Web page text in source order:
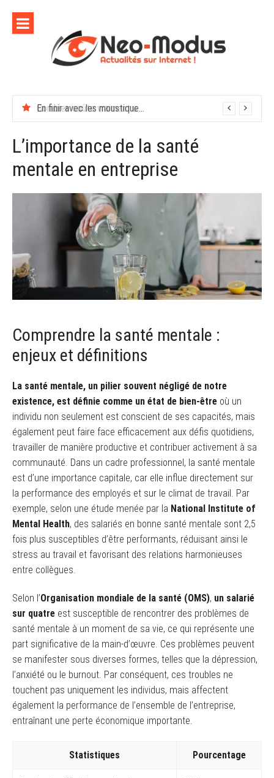
contenu
En finir avec les moustiques cet été
L’importance de la santé
mentale en entreprise
Comprendre la santé mentale :
enjeux et définitions
La santé mentale, un pilier souvent négligé de notre
existence, est définie comme un état de bien-être où un
individu non seulement est conscient de ses capacités, mais
également peut faire face efficacement aux défis quotidiens,
travailler de manière productive et contribuer activement à sa
communauté. Dans un cadre professionnel, la santé mentale
est d’une importance capitale, car elle influe directement sur
la performance des employés et sur le climat de travail. Par
exemple, selon une étude menée par la National Institute of
Mental Health, des salariés en bonne santé mentale sont 2,5
fois plus susceptibles d’être performants, réduisant ainsi le
stress au travail et favorisant des relations harmonieuses
entre collègues.
Selon l’Organisation mondiale de la santé (OMS), un salarié
sur quatre est susceptible de rencontrer des problèmes de
santé mentale à un moment de sa vie, ce qui représente une
part significative de la main-d’œuvre. Ces problèmes peuvent
se manifester sous diverses formes, telles que la dépression,
l’anxiété ou le burnout. Par conséquent, ces troubles ne
touchent pas uniquement les individus, mais affectent
également la performance de l’ensemble de l’entreprise,
entraînant une perte économique importante.
Statistiques Pourcentage